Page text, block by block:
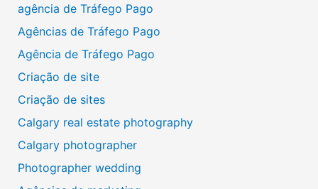
agência de Tráfego Pago
Agências de Tráfego Pago
Agência de Tráfego Pago
Criação de site
Criação de sites
Calgary real estate photography
Calgary photographer
Photographer wedding